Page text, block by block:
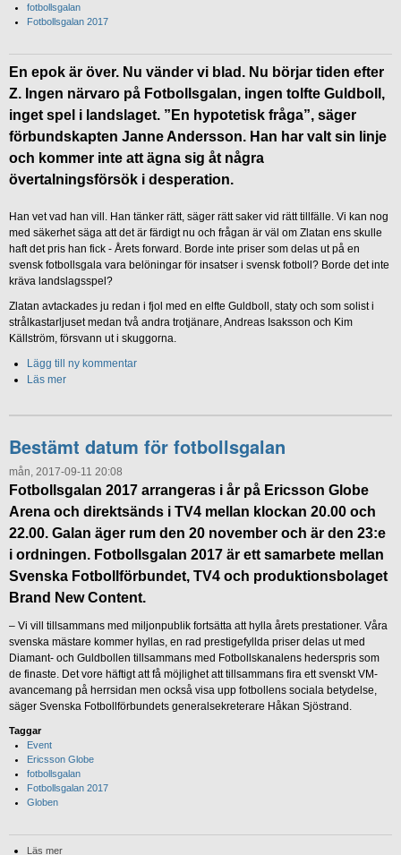
fotbollsgalan
Fotbollsgalan 2017
En epok är över. Nu vänder vi blad. Nu börjar tiden efter
Z. Ingen närvaro på Fotbollsgalan, ingen tolfte Guldboll,
inget spel i landslaget. ”En hypotetisk fråga”, säger
förbundskapten Janne Andersson. Han har valt sin linje
och kommer inte att ägna sig åt några
övertalningsförsök i desperation.
Han vet vad han vill. Han tänker rätt, säger rätt saker vid rätt tillfälle. Vi kan nog
med säkerhet säga att det är färdigt nu och frågan är väl om Zlatan ens skulle
haft det pris han fick - Årets forward. Borde inte priser som delas ut på en
svensk fotbollsgala vara belöningar för insatser i svensk fotboll? Borde det inte
kräva landslagsspel?
Zlatan avtackades ju redan i fjol med en elfte Guldboll, staty och som solist i
strålkastarljuset medan två andra trotjänare, Andreas Isaksson och Kim
Källström, försvann ut i skuggorna.
Lägg till ny kommentar
Läs mer
Bestämt datum för fotbollsgalan
mån, 2017-09-11 20:08
Fotbollsgalan 2017 arrangeras i år på Ericsson Globe
Arena och direktsänds i TV4 mellan klockan 20.00 och
22.00. Galan äger rum den 20 november och är den 23:e
i ordningen. Fotbollsgalan 2017 är ett samarbete mellan
Svenska Fotbollförbundet, TV4 och produktionsbolaget
Brand New Content.
– Vi vill tillsammans med miljonpublik fortsätta att hylla årets prestationer. Våra
svenska mästare kommer hyllas, en rad prestigefyllda priser delas ut med
Diamant- och Guldbollen tillsammans med Fotbollskanalens hederspris som
de finaste. Det vore häftigt att få möjlighet att tillsammans fira ett svenskt VM-
avancemang på herrsidan men också visa upp fotbollens sociala betydelse,
säger Svenska Fotbollförbundets generalsekreterare Håkan Sjöstrand.
Taggar
Event
Ericsson Globe
fotbollsgalan
Fotbollsgalan 2017
Globen
Läs mer